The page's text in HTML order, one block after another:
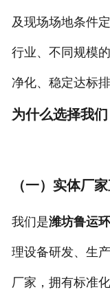
及现场场地条件
行业、不同规模
净化、稳定达标
为什么选择我们
（一）实体厂
我们是潍坊鲁运
理设备研发、生
厂家，拥有标准